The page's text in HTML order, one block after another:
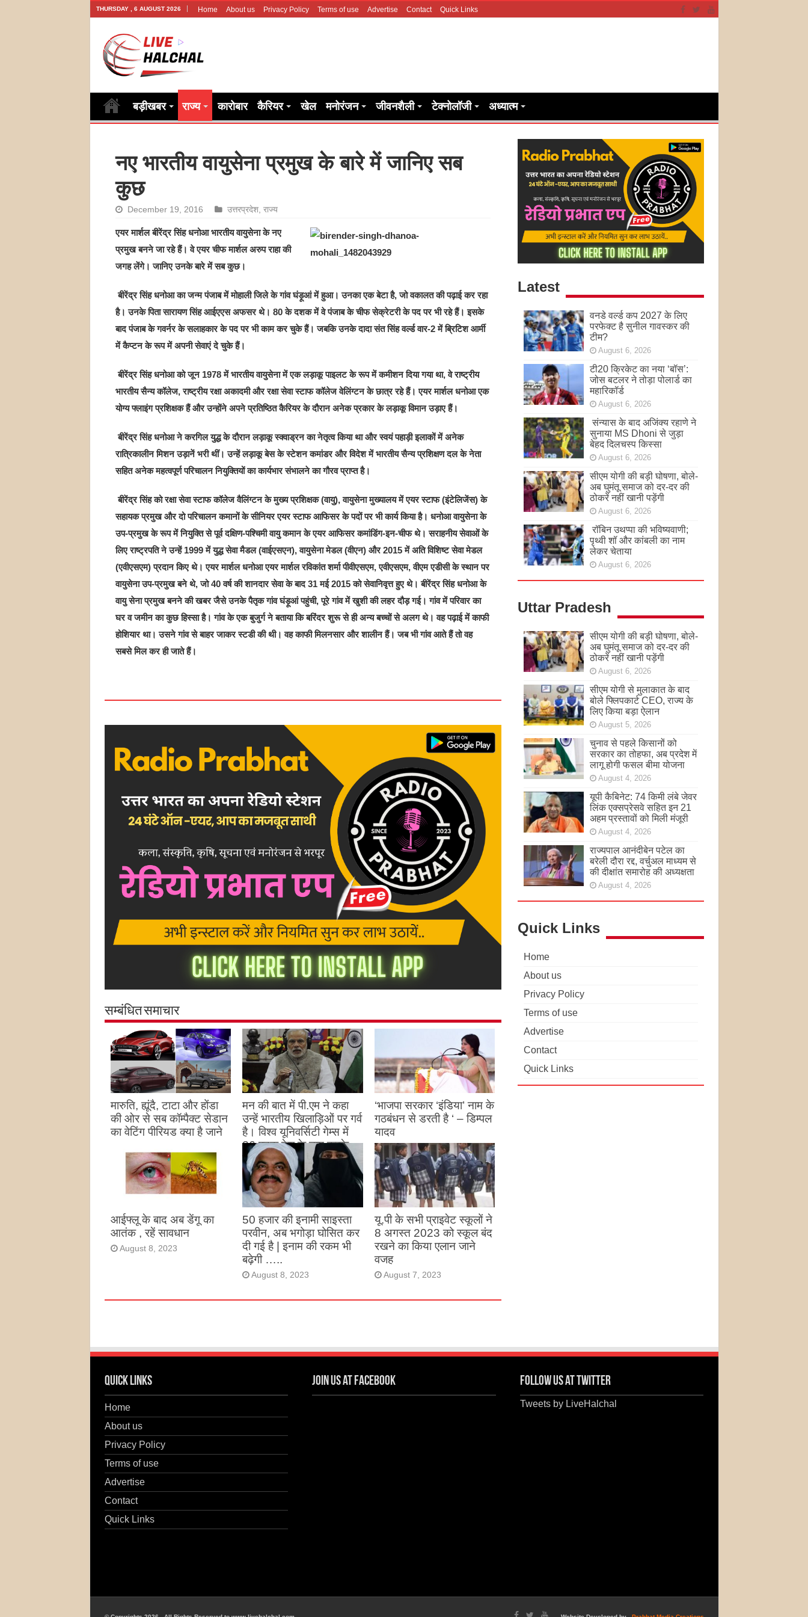
THURSDAY , 6 AUGUST 2026 Home About us Privacy Policy Terms of use Advertise Contact Quick Links
बड़ीखबर राज्य कारोबार कैरियर खेल मनोरंजन जीवनशैली टेक्नोलॉजी अध्यात्म
नए भारतीय वायुसेना प्रमुख के बारे में जानिए सब
कुछ
December 19, 2016 उत्तरप्रदेश, राज्य
एयर मार्शल बीरेंद्र सिंह धनोआ भारतीय वायुसेना के नए
प्रमुख बनने जा रहे हैं। वे एयर चीफ मार्शल अरुप राहा की
जगह लेंगे। जानिए उनके बारे में सब कुछ।
बीरेंद्र सिंह धनोआ का जन्म पंजाब में मोहाली जिले के गांव घंड़ूआं में हुआ। उनका एक बेटा है, जो वकालत की पढ़ाई कर रहा
है। उनके पिता सारायण सिंह आईएएस अफसर थे। 80 के दशक में वे पंजाब के चीफ सेक्रेटरी के पद पर भी रहे हैं। इसके
बाद पंजाब के गवर्नर के सलाहकार के पद पर भी काम कर चुके हैं। जबकि उनके दादा संत सिंह वर्ल्ड वार-2 में ब्रिटिश आर्मी
में कैप्टन के रूप में अपनी सेवाएं दे चुके हैं।
बीरेंद्र सिंह धनोआ को जून 1978 में भारतीय वायुसेना में एक लड़ाकू पाइलट के रूप में कमीशन दिया गया था, वे राष्ट्रीय
भारतीय सैन्य कॉलेज, राष्ट्रीय रक्षा अकादमी और रक्षा सेवा स्टाफ कॉलेज वेलिंग्टन के छात्र रहे हैं। एयर मार्शल धनोआ एक
योग्य फ्लाइंग प्रशिक्षक हैं और उन्होंने अपने प्रतिष्ठित कैरियर के दौरान अनेक प्रकार के लड़ाकू विमान उड़ाए हैं।
बीरेंद्र सिंह धनोआ ने करगिल युद्ध के दौरान लड़ाकू स्क्वाड्रन का नेतृत्व किया था और स्वयं पहाड़ी इलाकों में अनेक
रात्रिकालीन मिशन उड़ानें भरी थीं। उन्हें लड़ाकू बेस के स्टेशन कमांडर और विदेश में भारतीय सैन्य प्रशिक्षण दल के नेता
सहित अनेक महत्वपूर्ण परिचालन नियुक्तियों का कार्यभार संभालने का गौरव प्राप्त है।
बीरेंद्र सिंह को रक्षा सेवा स्टाफ कॉलेज वैलिंग्टन के मुख्य प्रशिक्षक (वायु), वायुसेना मुख्यालय में एयर स्टाफ (इंटेलिजेंस) के
सहायक प्रमुख और दो परिचालन कमानों के सीनियर एयर स्टाफ आफिसर के पदों पर भी कार्य किया है। धनोआ वायुसेना के
उप-प्रमुख के रूप में नियुक्ति से पूर्व दक्षिण-पश्चिमी वायु कमान के एयर आफिसर कमांडिंग-इन-चीफ थे। सराहनीय सेवाओं के
लिए राष्ट्रपति ने उन्हें 1999 में युद्ध सेवा मैडल (वाईएसएन), वायुसेना मेडल (वीएन) और 2015 में अति विशिष्ट सेवा मेडल
(एवीएसएम) प्रदान किए थे। एयर मार्शल धनोआ एयर मार्शल रविकांत शर्मा पीवीएसएम, एवीएसएम, वीएम एडीसी के स्थान पर
वायुसेना उप-प्रमुख बने थे, जो 40 वर्ष की शानदार सेवा के बाद 31 मई 2015 को सेवानिवृत्त हुए थे। बीरेंद्र सिंह धनोआ के
वायु सेना प्रमुख बनने की खबर जैसे उनके पैतृक गांव घंड़ूआं पहुंची, पूरे गांव में खुशी की लहर दौड़ गई। गांव में परिवार का
घर व जमीन का कुछ हिस्सा है। गांव के एक बुजुर्ग ने बताया कि बरिंदर शुरू से ही अन्य बच्चों से अलग थे। वह पढ़ाई में काफी
होशियार था। उसने गांव से बाहर जाकर स्टडी की थी। वह काफी मिलनसार और शालीन हैं। जब भी गांव आते हैं तो वह
सबसे मिल कर ही जाते हैं।
सम्बंधित समाचार
मारुति, ह्यूंदै, टाटा और होंडा
की ओर से सब कॉम्पैक्ट सेडान
का वेटिंग पीरियड क्या है जाने
मन की बात में पी.एम ने कहा
उन्हें भारतीय खिलाड़िओं पर गर्व
है। विश्व यूनिवर्सिटी गेम्स में
26 पदक देश के नाम करके
उन्होंने देश का नाम रोशन किया
है
August 27, 2023
‘भाजपा सरकार ‘इंडिया’ नाम के
गठबंधन से डरती है ‘ – डिम्पल
यादव
August 26, 2023
आईफ्लू के बाद अब डेंगू का
आतंक , रहें सावधान
August 8, 2023
50 हजार की इनामी साइस्ता
परवीन, अब भगोड़ा घोसित कर
दी गई है | इनाम की रकम भी
बढ़ेगी …..
August 8, 2023
यू.पी के सभी प्राइवेट स्कूलों ने
8 अगस्त 2023 को स्कूल बंद
रखने का किया एलान जाने
वजह
August 7, 2023
Latest
वनडे वर्ल्ड कप 2027 के लिए
परफेक्ट है सुनील गावस्कर की
टीम?
August 6, 2026
टी20 क्रिकेट का नया ‘बॉस’:
जोस बटलर ने तोड़ा पोलार्ड का
महारिकॉर्ड
August 6, 2026
संन्यास के बाद अजिंक्‍य रहाणे ने
सुनाया MS Dhoni से जुड़ा
बेहद दिलचस्प किस्सा
August 6, 2026
सीएम योगी की बड़ी घोषणा, बोले-
अब घुमंतू समाज को दर-दर की
ठोकरें नहीं खानी पड़ेंगी
August 6, 2026
रॉबिन उथप्पा की भविष्यवाणी;
पृथ्वी शॉ और कांबली का नाम
लेकर चेताया
August 6, 2026
Uttar Pradesh
सीएम योगी की बड़ी घोषणा, बोले-
अब घुमंतू समाज को दर-दर की
ठोकरें नहीं खानी पड़ेंगी
August 6, 2026
सीएम योगी से मुलाकात के बाद
बोले फ्लिपकार्ट CEO, राज्य के
लिए किया बड़ा ऐलान
August 5, 2026
चुनाव से पहले किसानों को
सरकार का तोहफा, अब प्रदेश में
लागू होगी फसल बीमा योजना
August 4, 2026
यूपी कैबिनेट: 74 किमी लंबे जेवर
लिंक एक्सप्रेसवे सहित इन 21
अहम प्रस्तावों को मिली मंजूरी
August 4, 2026
राज्यपाल आनंदीबेन पटेल का
बरेली दौरा रद्द, वर्चुअल माध्यम से
की दीक्षांत समारोह की अध्यक्षता
August 4, 2026
Quick Links
Home
About us
Privacy Policy
Terms of use
Advertise
Contact
Quick Links
Quick Links
Home
About us
Privacy Policy
Terms of use
Advertise
Contact
Quick Links
Join us at Facebook Follow us at Twitter
Tweets by LiveHalchal